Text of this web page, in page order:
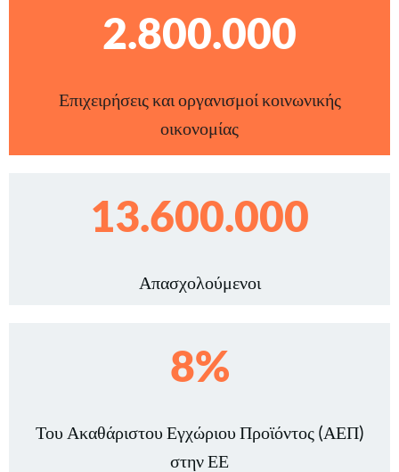
2.800.000
Επιχειρήσεις και οργανισμοί κοινωνικής
οικονομίας
13.600.000
Απασχολούμενοι
8%
Του Ακαθάριστου Εγχώριου Προϊόντος (ΑΕΠ)
στην ΕΕ